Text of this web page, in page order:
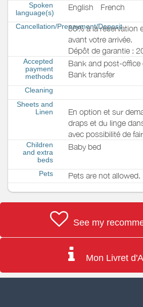
Spoken
language(s)
English French
Cancellation/Prepayment/Deposit
50% à la réservation
avant votre arrivée.
Dépôt de garantie :
Accepted
payment
methods
Bank and post-office
Bank transfer
Cleaning
Sheets and
Linen
En option et sur
draps et du linge
avec possibilité de
Children
and extra
beds
Baby bed
Pets Pets are not allowed.
See my
Mon Livret